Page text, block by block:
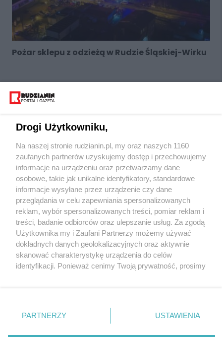
Pożar sklepu z odzieżą w Rudzie Śląskiej-Wirku
Wydawca mediów lokalnych
Nie zapomnij
zapoznać się z:
polityką prywatności regulamin korzystania z portali
Twojemiasto
Piekary Śląskie
Chorzów
Tarnowskie Góry
Gliwice
Skontaktuj sięz nami
Kontakt
Wydawca
Redakcja
Drogi Użytkowniku,
Na naszej stronie rudzianin.pl, my oraz naszych 1160
zaufanych partnerów uzyskujemy dostęp i przechowujemy
informacje na urządzeniu oraz przetwarzamy dane
osobowe, takie jak unikalne identyfikatory, standardowe
informacje wysyłane przez urządzenie czy dane
przeglądania w celu zapewniania spersonalizowanych
reklam, wybór spersonalizowanych treści, pomiar reklam i
treści, badanie odbiorców oraz ulepszanie usług. Za zgodą
Użytkownika my i Zaufani Partnerzy możemy używać
dokładnych danych geolokalizacyjnych oraz aktywnie
skanować charakterystykę urządzenia do celów
identyfikacji. Ponieważ cenimy Twoją prywatność, prosimy
prywatności znajdujący się w lewym dolnym rogu strony
. Niektóre rodzaje przetwarzania danych nie wymagają
zgody użytkownika, ale masz prawo sprzeciwić się
PARTNERZY USTAWIENIA